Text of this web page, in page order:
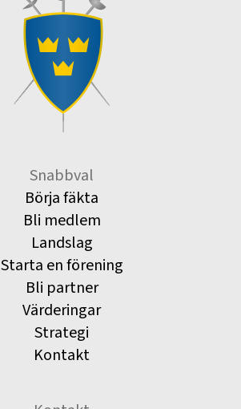
Snabbval
Börja fäkta
Bli medlem
Landslag
Starta en förening
Bli partner
Värderingar
Strategi
Kontakt